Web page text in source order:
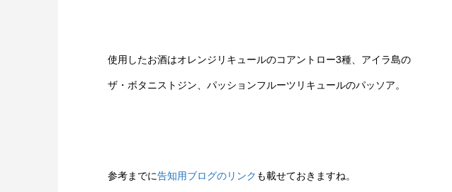
使用したお酒はオレンジリキュールのコアントロー3種、アイラ島の
ザ・ボタニストジン、パッションフルーツリキュールのパッソア。
参考までに告知用ブログのリンク も載せておきますね。